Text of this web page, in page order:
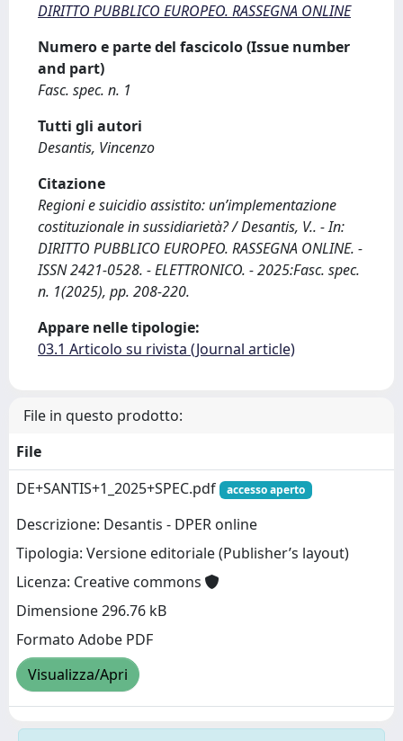
DIRITTO PUBBLICO EUROPEO. RASSEGNA ONLINE
Numero e parte del fascicolo (Issue number
and part)
Fasc. spec. n. 1
Tutti gli autori
Desantis, Vincenzo
Citazione
Regioni e suicidio assistito: un’implementazione
costituzionale in sussidiarietà? / Desantis, V.. - In:
DIRITTO PUBBLICO EUROPEO. RASSEGNA ONLINE. -
ISSN 2421-0528. - ELETTRONICO. - 2025:Fasc. spec.
n. 1(2025), pp. 208-220.
Appare nelle tipologie:
03.1 Articolo su rivista (Journal article)
File in questo prodotto:
File
DE+SANTIS+1_2025+SPEC.pdf
accesso aperto
Descrizione: Desantis - DPER online
Tipologia: Versione editoriale (Publisher’s layout)
Licenza: Creative commons
Dimensione 296.76 kB
Formato Adobe PDF
Visualizza/Apri